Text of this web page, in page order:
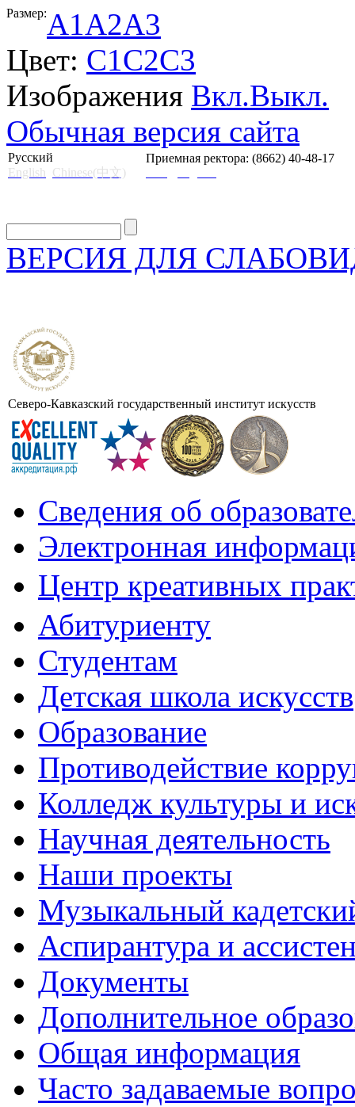
Размер:A1A2A3
Цвет: C1C2C3
Изображения Вкл.Выкл.
Обычная версия сайта
Русский
English Chinese(中文)
Приемная ректора: (8662) 40-48-17
ВЕРСИЯ ДЛЯ
Северо-Кавказский государственный институт искусств
Сведения об
Электронная
Центр креативных
Абитуриенту
Студентам
Детская школа искусств
Образование
Противодействие
Колледж культуры и
Научная деятельность
Наши проекты
Музыкальный
Аспирантура и
Документы
Дополнительное
Общая информация
Часто задаваемые